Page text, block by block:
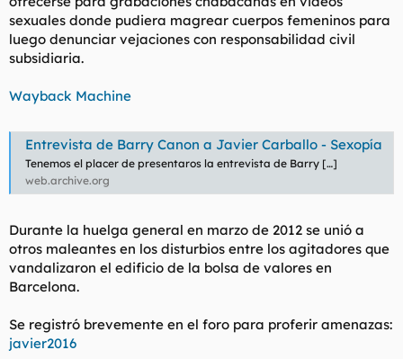
sexuales donde pudiera magrear cuerpos femeninos para
luego denunciar vejaciones con responsabilidad civil
subsidiaria.
Wayback Machine
Entrevista de Barry Canon a Javier Carballo - Sexopía
Tenemos el placer de presentaros la entrevista de Barry […]
web.archive.org
Durante la huelga general en marzo de 2012 se unió a
otros maleantes en los disturbios entre los agitadores que
vandalizaron el edificio de la bolsa de valores en
Barcelona.
Se registró brevemente en el foro para proferir amenazas:
javier2016